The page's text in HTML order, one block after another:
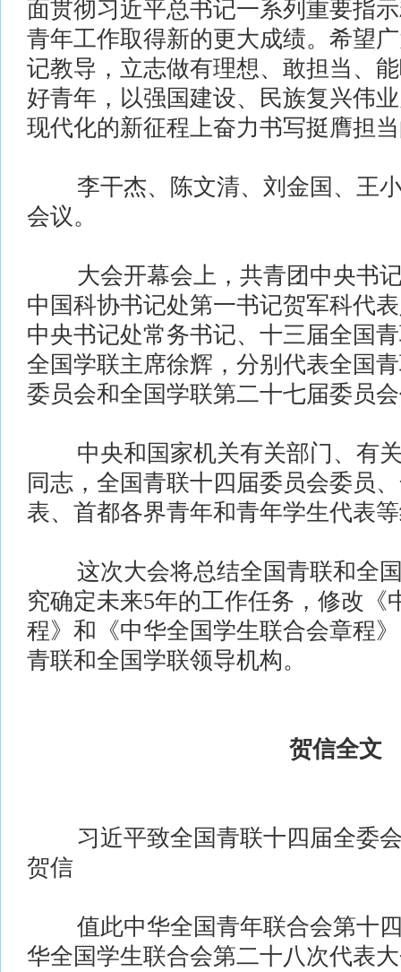
面贯彻习近平总书记一系列重要指
青年工作取得新的更大成绩。希望
记教导，立志做有理想、敢担当、
好青年，以强国建设、民族复兴伟
现代化的新征程上奋力书写挺膺担
李干杰、陈文清、刘金国、王小
会议。
大会开幕会上，共青团中央书记
中国科协书记处第一书记贺军科代
中央书记处常务书记、十三届全国
全国学联主席徐辉，分别代表全国
委员会和全国学联第二十七届委员
中央和国家机关有关部门、有关
同志，全国青联十四届委员会委员
表、首都各界青年和青年学生代表
这次大会将总结全国青联和全国
究确定未来5年的工作任务，修改《
程》和《中华全国学生联合会章程
青联和全国学联领导机构。
贺信全文
习近平致全国青联十四届全委会
贺信
值此中华全国青年联合会第十四
华全国学生联合会第二十八次代表